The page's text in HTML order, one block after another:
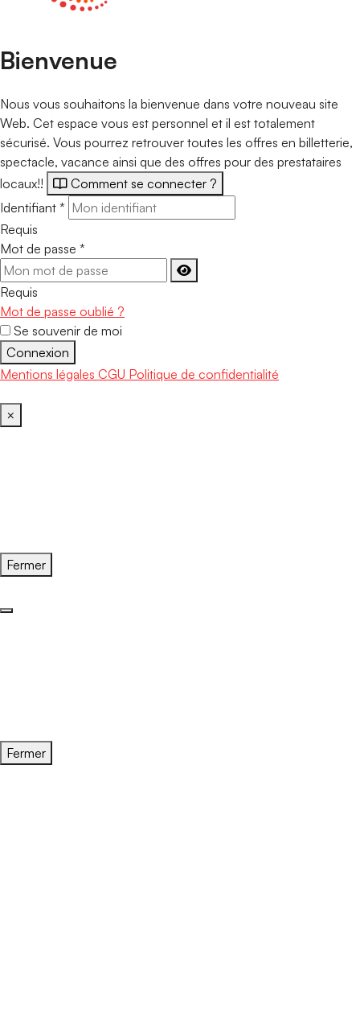
Bienvenue
Nous vous souhaitons la bienvenue dans votre nouveau site
Web. Cet espace vous est personnel et il est totalement
sécurisé. Vous pourrez retrouver toutes les offres en billetterie,
spectacle, vacance ainsi que des offres pour des prestataires
locaux!!
Comment se connecter ?
Identifiant *
Requis
Mot de passe *
Requis
Mot de passe oublié ?
Se souvenir de moi
Connexion
Mentions légales CGU Politique de confidentialité
×
Fermer
Fermer